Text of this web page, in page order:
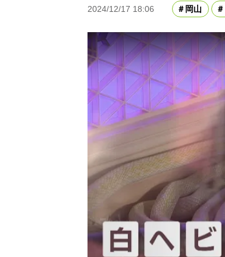
2024/12/17 18:06 岡山